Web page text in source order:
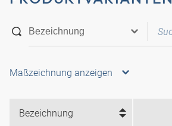
Maßzeichnung anzeigen
Bezeichnung